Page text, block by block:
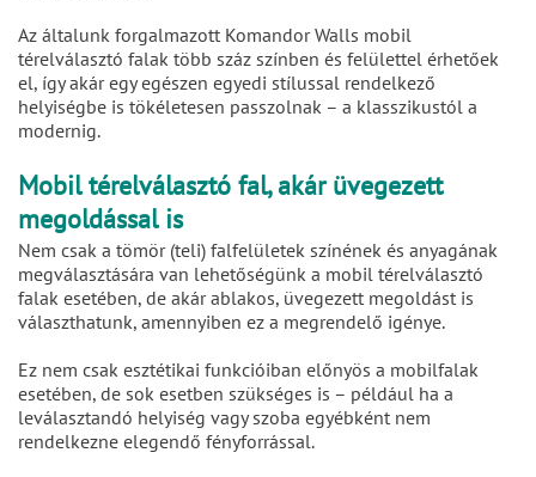
Az általunk forgalmazott Komandor Walls mobil
térelválasztó falak több száz színben és felülettel érhetőek
el, így akár egy egészen egyedi stílussal rendelkező
helyiségbe is tökéletesen passzolnak – a klasszikustól a
modernig.
Mobil térelválasztó fal, akár üvegezett
megoldással is
Nem csak a tömör (teli) falfelületek színének és anyagának
megválasztására van lehetőségünk a mobil térelválasztó
falak esetében, de akár ablakos, üvegezett megoldást is
választhatunk, amennyiben ez a megrendelő igénye.
Ez nem csak esztétikai funkcióiban előnyös a mobilfalak
esetében, de sok esetben szükséges is – például ha a
leválasztandó helyiség vagy szoba egyébként nem
rendelkezne elegendő fényforrással.